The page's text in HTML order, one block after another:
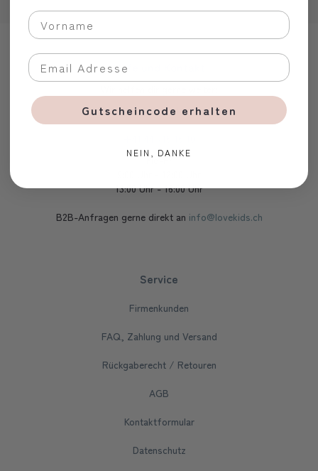
Hilfe und Kontakt
info@lovekids.ch
Mo-Fr
13:00 Uhr - 16:00 Uhr
B2B-Anfragen gerne direkt an info@lovekids.ch
Service
Firmenkunden
FAQ, Zahlung und Versand
Rückgaberecht / Retouren
AGB
Kontaktformular
Datenschutz
Gutscheincode erhalten
NEIN, DANKE